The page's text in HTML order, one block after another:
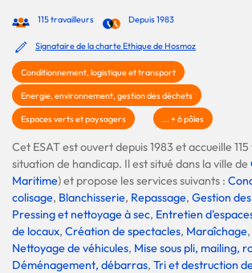
115 travailleurs Depuis 1983
Signataire de la charte Ethique de Hosmoz
Conditionnement, logistique et transport
Energie, environnement, gestion des déchets
Espaces verts et paysagers ... + 6 pôles
Cet ESAT est ouvert depuis 1983 et accueille
situation de handicap. Il est situé dans la ville de
Maritime) et propose les services suivants :
colisage, Blanchisserie, Repassage, Gestion
Pressing et nettoyage à sec, Entretien
de locaux, Création de spectacles, Maraîchage,
Nettoyage de véhicules, Mise sous pli, mailing,
Déménagement, débarras, Tri et destruction